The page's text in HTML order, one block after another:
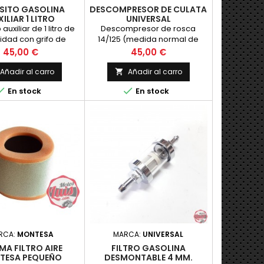
GASOLINA
1 LITRO
de 1 litro de
con grifo de
colgar. Perfecto
conect
Precio
45,00 €
Añadir al carro
En stock
DESCOMPRESOR DE CULATA
UNIVERSAL
Descompresor de rosca
14/125 (medida normal de
bujia) para colocar en culata,
equivalente a una bujia de
cuello corto.
Precio
45,00 €
 Añadir al carro
 En stock
MONTESA
FILTRO AIRE
PEQUEÑO
MARCA: UNIVERSAL
FILTRO GASOLINA
DESMONTABLE 4 MM.